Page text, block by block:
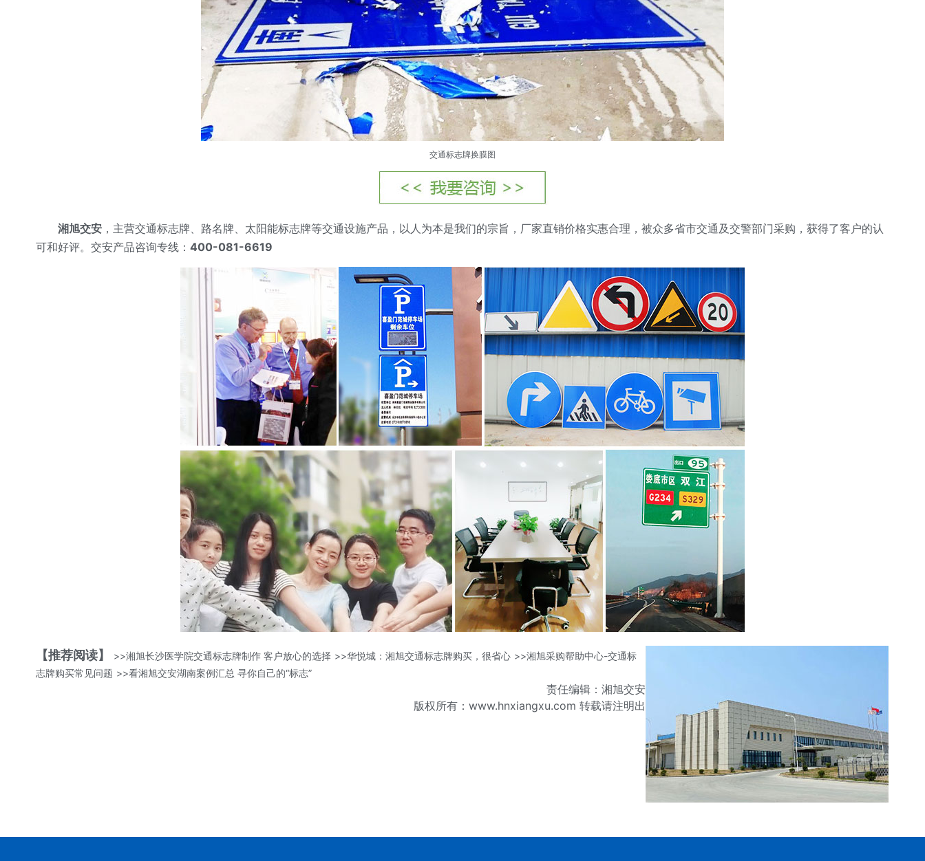
交通标志牌换膜图
湘旭交安 ，主营交通标志牌、路名牌、太阳能标志牌等交通设施产品，以人为本是我们的宗旨，厂家直销价格实惠合理，被众多省市交通及交警部门采购，获得了客户的认
可和好评。交安产品咨询专线： 400-081-6619
【推荐阅读】 >>湘旭长沙医学院交通标志牌制作 客户放心的选择 >>华悦城：湘旭交通标志牌购买，很省心 >>湘旭采购帮助中心-交通标
志牌购买常见问题 >>看湘旭交安湖南案例汇总 寻你自己的“标志”
责任编辑：湘旭交安
版权所有：www.hnxiangxu.com 转载请注明出